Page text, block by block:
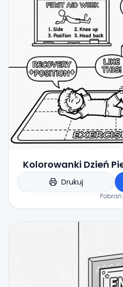
Kolorowanki Dzień
Drukuj
Pobrań: